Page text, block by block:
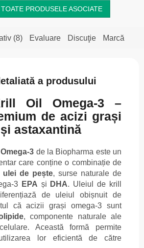
PRODUSELE ASOCIATE
(8) Evaluare Discuţie Marcă
a produsului
Oil Omega-3 –
de acizi grași
astaxantină
3 de la Biopharma este un
care conține o combinație de
de pește, surse naturale de
3 EPA și DHA. Uleiul de krill
de uleiul obișnuit de
că acizii grași omega-3 sunt
, componente naturale ale
Această formă permite
lor eficientă de către